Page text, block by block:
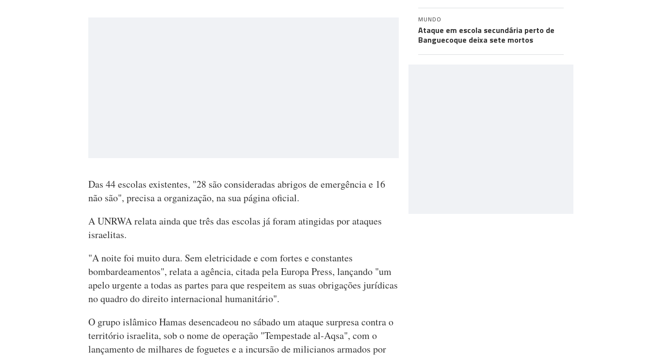
Das 44 escolas existentes, "28 são consideradas abrigos de emergência e 16
não são", precisa a organização, na sua página oficial.
A UNRWA relata ainda que três das escolas já foram atingidas por ataques
israelitas.
"A noite foi muito dura. Sem eletricidade e com fortes e constantes
bombardeamentos", relata a agência, citada pela Europa Press, lançando "um
apelo urgente a todas as partes para que respeitem as suas obrigações jurídicas
no quadro do direito internacional humanitário".
O grupo islâmico Hamas desencadeou no sábado um ataque surpresa contra o
território israelita, sob o nome de operação "Tempestade al-Aqsa", com o
lançamento de milhares de foguetes e a incursão de milicianos armados por
MUNDO
Ataque em escola secundária perto de
Banguecoque deixa sete mortos